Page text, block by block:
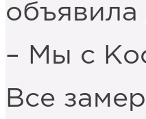
– Мы с
Все